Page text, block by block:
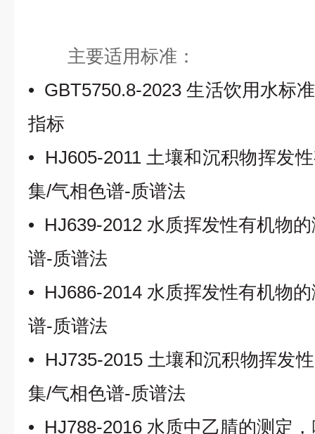
主要适用标准：
• GBT5750.8-2023生活饮用水标
指标
• HJ605-2011土壤和沉积物挥发
集/气相色谱-质谱法
• HJ639-2012 水质挥发性有机物
谱-质谱法
• HJ686-2014 水质挥发性有机物
谱-质谱法
• HJ735-2015 土壤和沉积物挥发
集/气相色谱-质谱法
• HJ788-2016 水质中乙腈的测定